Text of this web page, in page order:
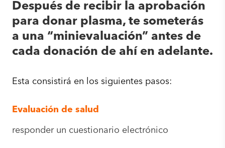
Después de recibir la aprobación
para donar plasma, te someterás
a una “minievaluación” antes de
cada donación de ahí en adelante.
Esta consistirá en los siguientes pasos:
Evaluación de salud
responder un cuestionario electrónico